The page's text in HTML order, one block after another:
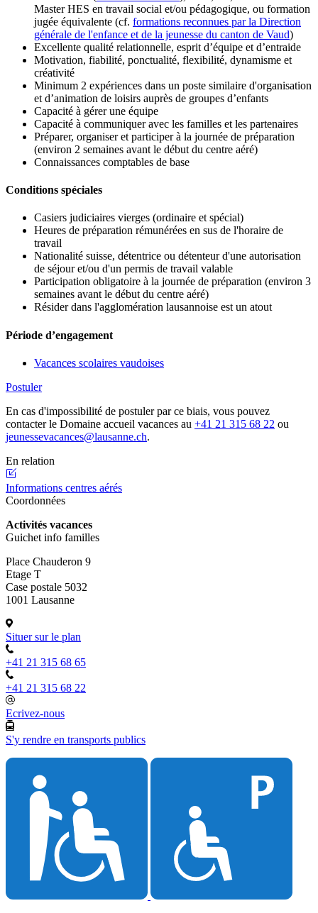
Master HES en travail social et/ou pédagogique, ou formation
jugée équivalente (cf. formations reconnues par la Direction
générale de l'enfance et de la jeunesse du canton de Vaud)
Excellente qualité relationnelle, esprit d’équipe et d’entraide
Motivation, fiabilité, ponctualité, flexibilité, dynamisme et
créativité
Minimum 2 expériences dans un poste similaire d'organisation
et d’animation de loisirs auprès de groupes d’enfants
Capacité à gérer une équipe
Capacité à communiquer avec les familles et les partenaires
Préparer, organiser et participer à la journée de préparation
(environ 2 semaines avant le début du centre aéré)
Connaissances comptables de base
Conditions spéciales
Casiers judiciaires vierges (ordinaire et spécial)
Heures de préparation rémunérées en sus de l'horaire de
travail
Nationalité suisse, détentrice ou détenteur d'une autorisation
de séjour et/ou d'un permis de travail valable
Participation obligatoire à la journée de préparation (environ 3
semaines avant le début du centre aéré)
Résider dans l'agglomération lausannoise est un atout
Période d’engagement
Vacances scolaires vaudoises
Postuler
En cas d'impossibilité de postuler par ce biais, vous pouvez
contacter le Domaine accueil vacances au +41 21 315 68 22 ou
jeunessevacances@lausanne.ch.
En relation
Informations centres aérés
Coordonnées
Activités vacances
Guichet info familles
Place Chauderon 9
Etage T
Case postale 5032
1001 Lausanne
Situer sur le plan
+41 21 315 68 65
+41 21 315 68 22
Ecrivez-nous
S'y rendre en transports publics